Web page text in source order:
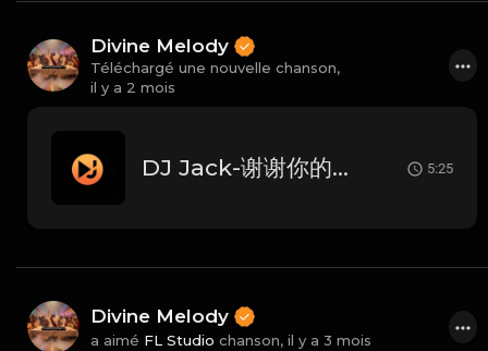
Divine Melody
Téléchargé une nouvelle chanson,
il y a 2 mois
DJ Jack-谢谢你的爱 (Melodic Techno Mix) 5:25
Divine Melody
a aimé FL Studio chanson, il y a 3 mois